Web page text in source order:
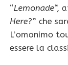
“Lemonade“,
Here?” che
L’omonimo
essere la